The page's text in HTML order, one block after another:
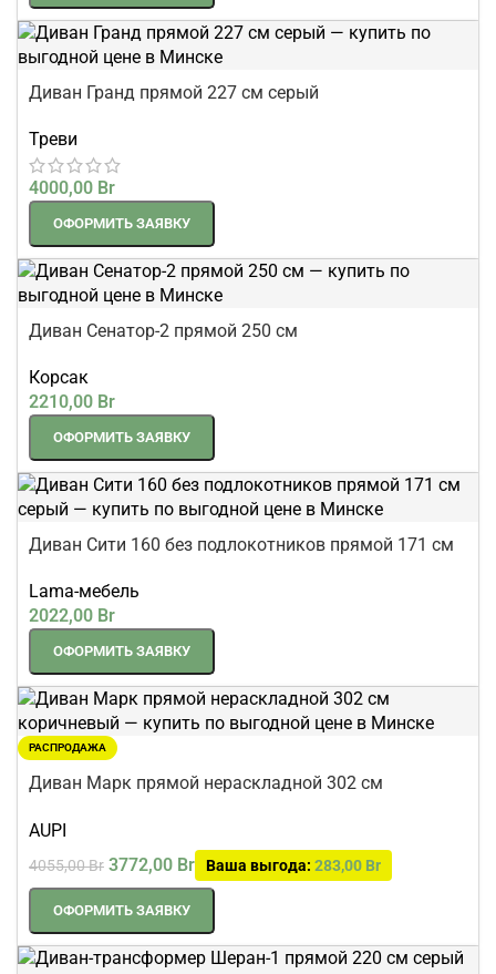
Диван Гранд прямой 227 см серый
Треви
4000,00 Br
ОФОРМИТЬ ЗАЯВКУ
Диван Сенатор-2 прямой 250 см
Корсак
2210,00 Br
ОФОРМИТЬ ЗАЯВКУ
Диван Сити 160 без подлокотников прямой 171 см
Lama-мебель
2022,00 Br
ОФОРМИТЬ ЗАЯВКУ
РАСПРОДАЖА
Диван Марк прямой нераскладной 302 см
AUPI
4055,00Br 3772,00 Br Ваша выгода: 283,00 Br
ОФОРМИТЬ ЗАЯВКУ